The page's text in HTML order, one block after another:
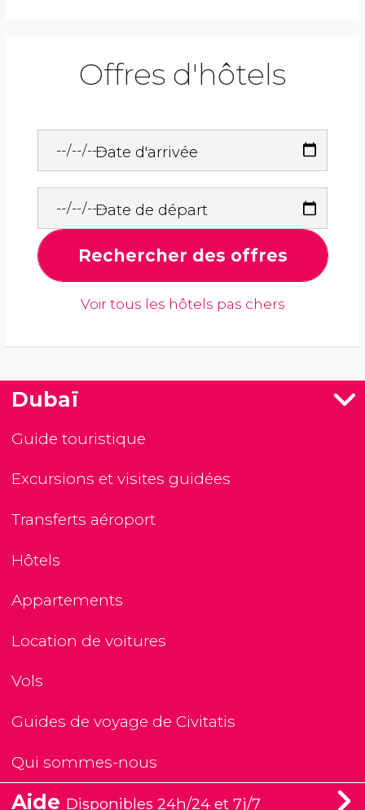
Offres d'hôtels
Date d'arrivée
Date de départ
Rechercher des offres
Voir tous les hôtels pas chers
Dubaï
Guide touristique
Excursions et visites guidées
Transferts aéroport
Hôtels
Appartements
Location de voitures
Vols
Guides de voyage de Civitatis
Qui sommes-nous
Aide Disponibles 24h/24 et 7j/7